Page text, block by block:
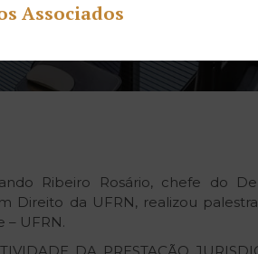
Ribeiro Rosário, chefe do
Direito da UFRN, realizou
– UFRN.
DA PRESTAÇÃO
Associados